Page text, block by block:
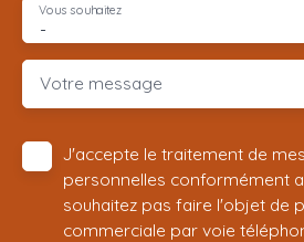
-
Vous souhaitez
Votre message
J'accepte le traitement de
personnelles conformément
souhaitez pas faire l'objet de
commerciale par voie